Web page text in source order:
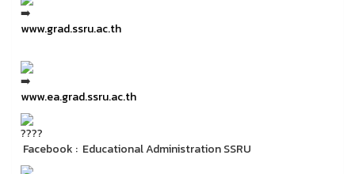
www.grad.ssru.ac.th
www.ea.grad.ssru.ac.th
Facebook : Educational Administration SSRU